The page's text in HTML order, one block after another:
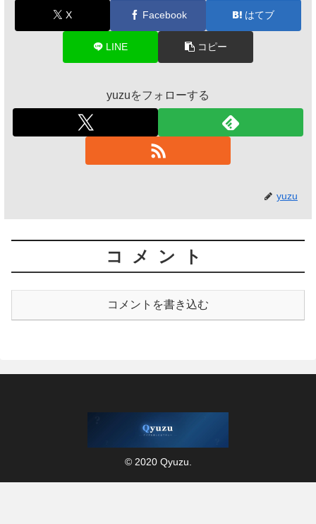
X Facebook はてブ
LINE コピー
yuzuをフォローする
yuzu
コメント
コメントを書き込む
© 2020 Qyuzu.